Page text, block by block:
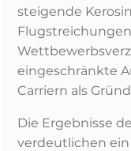
steigende
eingeschränkte
Carriern als
Die Ergebnisse
verdeutlichen